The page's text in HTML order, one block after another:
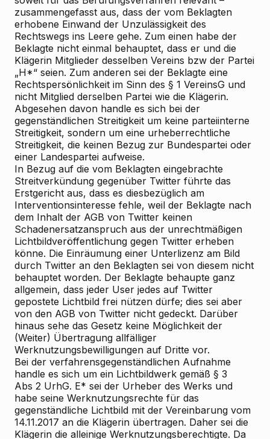
zusammengefasst aus, dass der vom Beklagten
erhobene Einwand der Unzulässigkeit des
Rechtswegs ins Leere gehe. Zum einen habe der
Beklagte nicht einmal behauptet, dass er und die
Klägerin Mitglieder desselben Vereins bzw der Partei
„H*“ seien. Zum anderen sei der Beklagte eine
Rechtspersönlichkeit im Sinn des § 1 VereinsG und
nicht Mitglied derselben Partei wie die Klägerin.
Abgesehen davon handle es sich bei der
gegenständlichen Streitigkeit um keine parteiinterne
Streitigkeit, sondern um eine urheberrechtliche
Streitigkeit, die keinen Bezug zur Bundespartei oder
einer Landespartei aufweise.
In Bezug auf die vom Beklagten eingebrachte
Streitverkündung gegenüber Twitter führte das
Erstgericht aus, dass es diesbezüglich am
Interventionsinteresse fehle, weil der Beklagte nach
dem Inhalt der AGB von Twitter keinen
Schadenersatzanspruch aus der unrechtmäßigen
Lichtbildveröffentlichung gegen Twitter erheben
könne. Die Einräumung einer Unterlizenz am Bild
durch Twitter an den Beklagten sei von diesem nicht
behauptet worden. Der Beklagte behaupte ganz
allgemein, dass jeder User jedes auf Twitter
gepostete Lichtbild frei nützen dürfe; dies sei aber
von den AGB von Twitter nicht gedeckt. Darüber
hinaus sehe das Gesetz keine Möglichkeit der
(Weiter) Übertragung allfälliger
Werknutzungsbewilligungen auf Dritte vor.
Bei der verfahrensgegenständlichen Aufnahme
handle es sich um ein Lichtbildwerk gemäß § 3
Abs 2 UrhG. E* sei der Urheber des Werks und
habe seine Werknutzungsrechte für das
gegenständliche Lichtbild mit der Vereinbarung vom
14.11.2017 an die Klägerin übertragen. Daher sei die
Klägerin die alleinige Werknutzungsberechtigte. Da